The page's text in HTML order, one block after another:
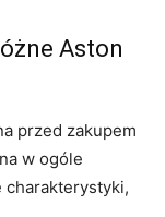
Aston
przed zakupem
w ogóle
charakterystyki,